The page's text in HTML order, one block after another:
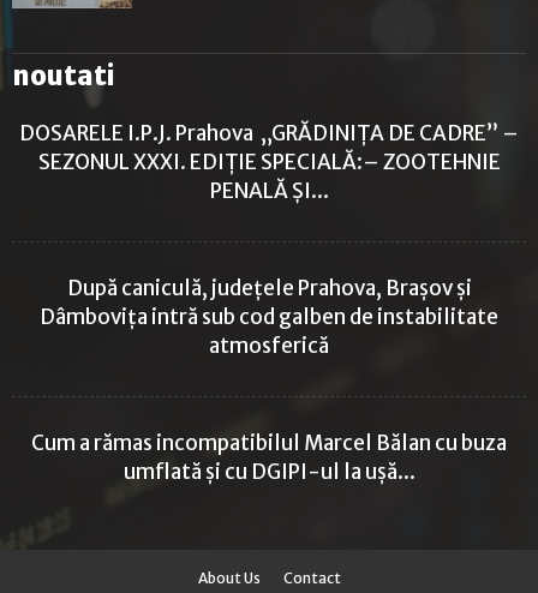
noutati
DOSARELE I.P.J. Prahova „GRĂDINIȚA DE CADRE” –
SEZONUL XXXI. EDIȚIE SPECIALĂ:– ZOOTEHNIE
PENALĂ ȘI...
După caniculă, județele Prahova, Brașov și
Dâmbovița intră sub cod galben de instabilitate
atmosferică
Cum a rămas incompatibilul Marcel Bălan cu buza
umflată și cu DGIPI-ul la ușă...
About Us Contact